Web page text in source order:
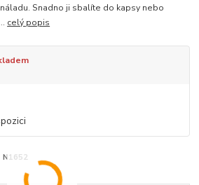
Snadno ji sbalíte do kapsy nebo
celý popis
N1652